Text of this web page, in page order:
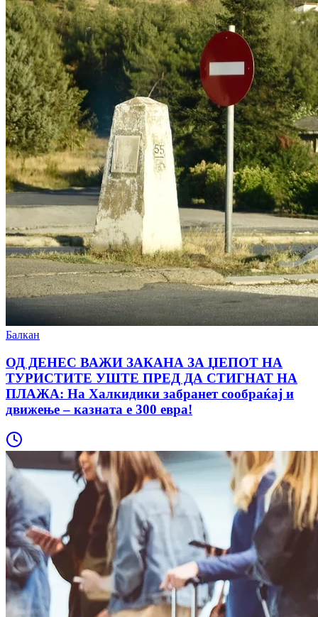
Балкан
ОД ДЕНЕС ВАЖИ ЗАКАНА ЗА ЏЕПОТ НА
ТУРИСТИТЕ УШТЕ ПРЕД ДА СТИГНАТ НА
ПЛАЖА: На Халкидики забранет сообраќај и
движење – казната е 300 евра!